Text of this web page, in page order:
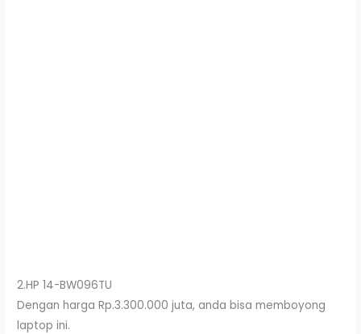
2.HP 14-BW096TU
Dengan harga Rp.3.300.000 juta, anda bisa memboyong
laptop ini.